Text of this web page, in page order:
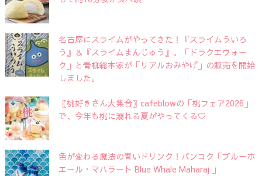
名古屋にスライムがやってきた！『スライムういろ
う』＆『スライムまんじゅう』。「ドラクエウォー
ク」と青柳総本家が「リアルおみやげ」の販売を開始
しました。
〖桃好きさん大集合〗cafeblowの「桃フェア2026」
で、今年も桃に溺れる夏がやってくる♡
色が変わる魔法の青いドリンク！バンコク「ブルーホ
エール・マハラート Blue Whale Maharaj 」